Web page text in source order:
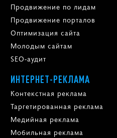
Продвижение по лидам
Продвижение порталов
Оптимизация сайта
Молодым сайтам
SEO-аудит
ИНТЕРНЕТ-РЕКЛАМА
Контекстная реклама
Таргетированная реклама
Медийная реклама
Мобильная реклама